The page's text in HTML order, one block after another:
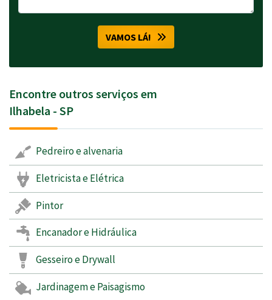
VAMOS LÁ!
Encontre outros serviços em
Ilhabela - SP
Pedreiro e alvenaria
Eletricista e Elétrica
Pintor
Encanador e Hidráulica
Gesseiro e Drywall
Jardinagem e Paisagismo